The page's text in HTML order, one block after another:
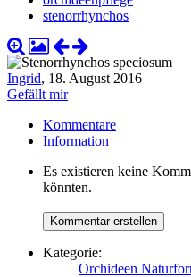
stenorrhynchos
Ingrid, 18. August 2016
Gefällt mir
Kommentare
Information
Es existieren keine
könnten.
Kategorie:
Orchideen